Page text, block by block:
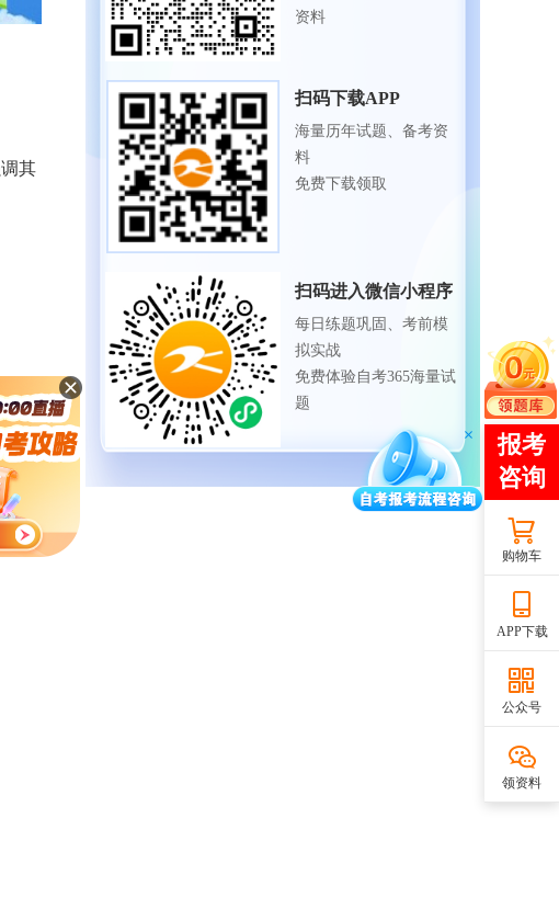
其
资料
扫码下载APP
海量历年试题、备考资
料
免费下载领取
扫码进入微信小程序
每日练题巩固、考前模
拟实战
免费体验自考365海量试
题
购物车
APP下载
公众号
领资料